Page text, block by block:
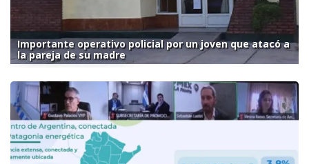
Importante operativo policial por un joven que atacó a
la pareja de su madre